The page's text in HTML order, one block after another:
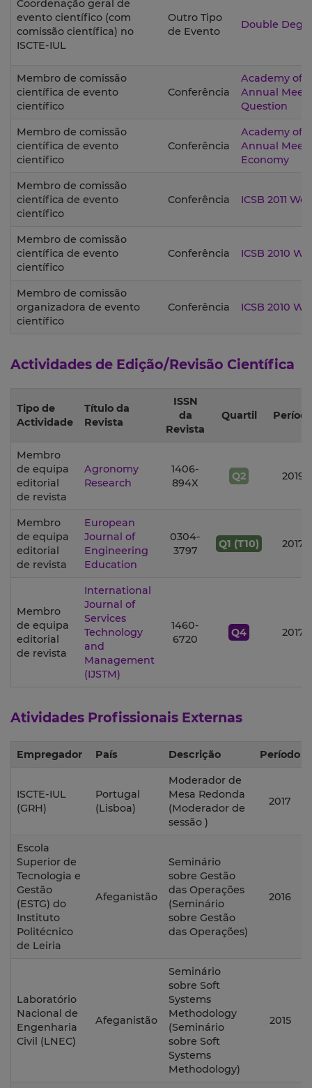
Coordenação geral de
evento científico (com
comissão científica) no
ISCTE-IUL
Outro Tipo
de Evento
Double
Membro de comissão
científica de evento
científico
Conferência
Academy of
Annual
Question
Membro de comissão
científica de evento
científico
Conferência
Academy of
Annual
Economy
Membro de comissão
científica de evento
científico
Conferência ICSB 2011
Membro de comissão
científica de evento
científico
Conferência ICSB 2010
Membro de comissão
organizadora de evento
científico
Conferência ICSB 2010
Actividades de Edição/Revisão Científica
Tipo de
Actividade
Título da
Revista
ISSN
da
Revista
Quartil
Membro
de equipa
editorial
de revista
Agronomy
Research
1406-
894X
Q2 2019
Membro
de equipa
editorial
de revista
European
Journal of
Engineering
Education
0304-
3797
Q1 (T10) 2017
Membro
de equipa
editorial
de revista
International
Journal of
Services
Technology
and
Management
(IJSTM)
1460-
6720
Q4 2017
Atividades Profissionais Externas
Empregador País Descrição Período
ISCTE-IUL
(GRH)
Portugal
(Lisboa)
Moderador de
Mesa Redonda
(Moderador de
sessão )
2017
Escola
Superior de
Tecnologia e
Gestão
(ESTG) do
Instituto
Politécnico
de Leiria
Afeganistão
Seminário
sobre Gestão
das Operações
(Seminário
sobre Gestão
das Operações)
2016
Laboratório
Nacional de
Engenharia
Civil (LNEC)
Afeganistão
Seminário
sobre Soft
Systems
Methodology
(Seminário
sobre Soft
Systems
Methodology)
2015